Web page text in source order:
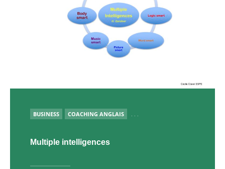
PUBLIÉ
BUSINESS COACHING ANGLAIS . . .
Multiple intelligences